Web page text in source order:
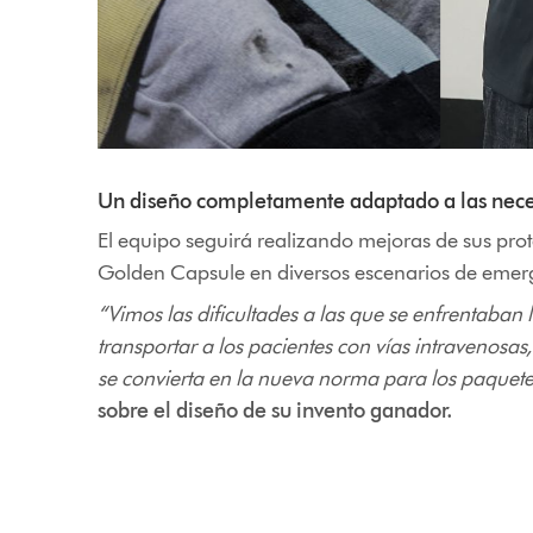
Un diseño completamente adaptado a las
El equipo seguirá realizando mejoras de sus
Golden Capsule en diversos escenarios de
“Vimos las dificultades a las que se
transportar a los pacientes con vías
se convierta en la nueva norma para los
sobre el diseño de su invento ganador.